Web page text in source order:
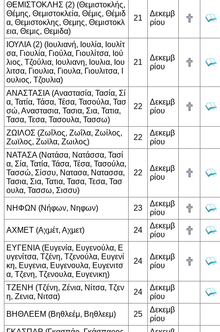
ΘΕΜΙΣΤΟΚΛΗΣ (2) (Θεμιστοκλής,
Θέμης, Θεμιστοκλεία, Θέμις, Θέμιδ
α, Θεμιστοκλης, Θεμης, Θεμιστοκλ
εια, Θεμις, Θεμιδα)
21
Δεκεμβ
ρίου
ΙΟΥΛΙΑ (2) (Ιουλιανή, Ιουλία, Ιουλίτ
σα, Γιουλία, Γιούλα, Γιουλίτσα, Ιού
λιος, Τζούλια, Ιουλιανη, Ιουλια, Ιου
λιτσα, Γιουλια, Γιουλα, Γιουλιτσα, Ι
ουλιος, Τζουλια)
21
Δεκεμβ
ρίου
ΑΝΑΣΤΑΣΙΑ (Αναστασία, Τασία, Σί
α, Τατία, Τάσα, Τέσα, Τασούλα, Τασ
σώ, Αναστασια, Τασια, Σια, Τατια,
Τασα, Τεσα, Τασουλα, Τασσω)
22
Δεκεμβ
ρίου
ΖΩΙΛΟΣ (Ζωΐλος, Ζωΐλα, Ζωίλος,
Ζωϊλος, Ζωϊλα, Ζωιλος)
22
Δεκεμβ
ρίου
ΝΑΤΑΣΑ (Νατάσα, Νατάσσα, Τασί
α, Σία, Τατία, Τάσα, Τέσα, Τασούλα,
Τασσώ, Σίσσυ, Νατασα, Νατασσα,
Τασια, Σια, Τατια, Τασα, Τεσα, Τασ
ουλα, Τασσω, Σισσυ)
22
Δεκεμβ
ρίου
ΝΗΦΩΝ (Νήφων, Νηφων) 23
Δεκεμβ
ρίου
ΑΧΜΕΤ (Αχμέτ, Αχμετ) 24
Δεκεμβ
ρίου
ΕΥΓΕΝΙΑ (Ευγενία, Ευγενούλα, Ε
υγενίτσα, Τζένη, Τζενούλα, Ευγενί
κη, Ευγενια, Ευγενουλα, Ευγενιτσ
α, Τζενη, Τζενουλα, Ευγενικη)
24
Δεκεμβ
ρίου
ΤΖΕΝΗ (Τζένη, Ζένια, Νίτσα, Τζεν
η, Ζενια, Νιτσα)
24
Δεκεμβ
ρίου
ΒΗΘΛΕΕΜ (Βηθλεέμ, Βηθλεεμ) 25
Δεκεμβ
ρίου